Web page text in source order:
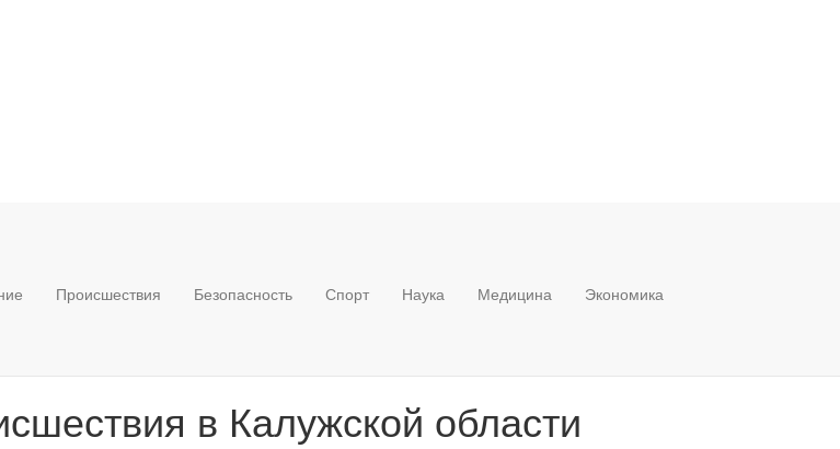
Происшествия Безопасность Спорт Наука Медицина Экономика
в Калужской области